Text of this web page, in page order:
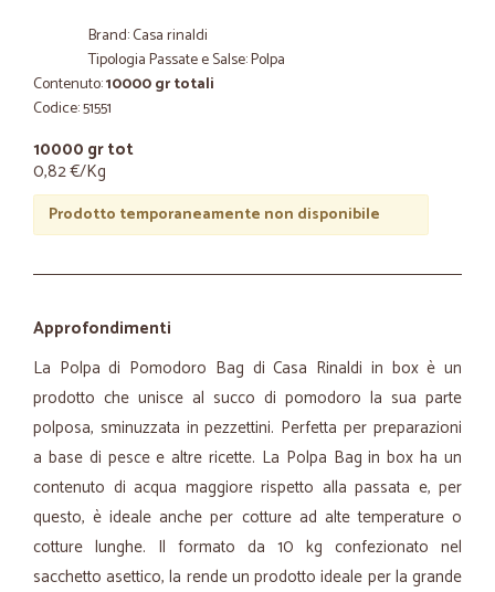
Brand: Casa rinaldi
Tipologia Passate e Salse: Polpa
Contenuto:10000 gr totali
Codice: 51551
10000 gr tot
0,82 €/Kg
Prodotto temporaneamente non disponibile
Approfondimenti
La Polpa di Pomodoro Bag di Casa Rinaldi in box è un
prodotto che unisce al succo di pomodoro la sua parte
polposa, sminuzzata in pezzettini. Perfetta per preparazioni
a base di pesce e altre ricette. La Polpa Bag in box ha un
contenuto di acqua maggiore rispetto alla passata e, per
questo, è ideale anche per cotture ad alte temperature o
cotture lunghe. Il formato da 10 kg confezionato nel
sacchetto asettico, la rende un prodotto ideale per la grande